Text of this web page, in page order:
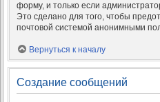
форму, и только если
Это сделано для того, чтобы
почтовой системой анонимными
Вернуться к началу
Создание сообщений